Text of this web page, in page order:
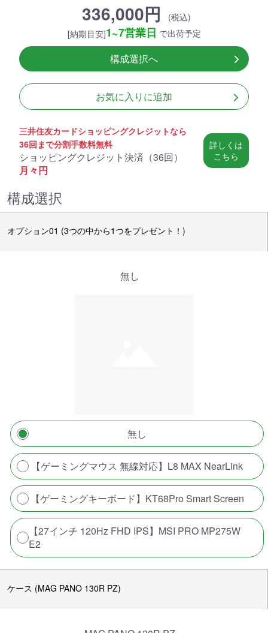
336,000円
(税込)
[納期目安]1~7営業日 で出荷予定
構成選択へ
お気に入りに追加
三井住友カードショッピングクレジットなら
36回まで分割手数料無料
ショッピングクレジット決済（36回）
月々円
詳しくは
こちら
構成選択
オプション01 (3つの中から1つをプレゼント！)
無し
無し
【ゲーミングマウス 無線対応】L8 MAX NearLink
【ゲーミングキーボード】KT68Pro Smart Screen
【27インチ 120Hz FHD IPS】MSI PRO MP275W
E2
ケース (MAG PANO 130R PZ)